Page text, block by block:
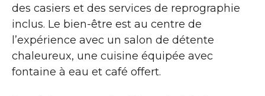
des casiers et des services de reprographie
inclus. Le bien-être est au centre de
l’expérience avec un salon de détente
chaleureux, une cuisine équipée avec
fontaine à eau et café offert.